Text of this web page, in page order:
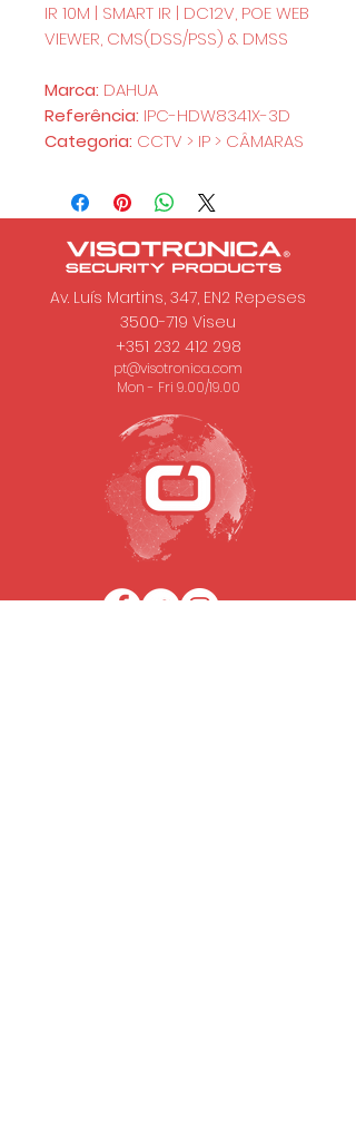
IR 10M | SMART IR | DC12V, POE WEB
VIEWER, CMS(DSS/PSS) & DMSS
Marca: DAHUA
Referência: IPC-HDW8341X-3D
Categoria: CCTV > IP > CÂMARAS
Av. Luís Martins, 347, EN2 Repeses
3500-719 Viseu
+351 232 412 298
pt@visotronica.com
Mon - Fri 9.00/19.00